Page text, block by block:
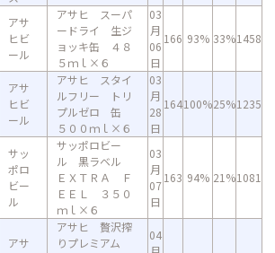
アサ
ヒビ
ール
アサヒ スーパ
ードライ 生ジ
ョッキ缶 ４８
５ｍｌ×６
03
月
06
日
166 93% 33%1458
アサ
ヒビ
ール
アサヒ スタイ
ルフリー トリ
プルゼロ 缶
５００ｍｌ×６
03
月
28
日
164100%25%1235
サッ
ポロ
ビー
ル
サッポロビー
ル 黒ラベル
ＥＸＴＲＡ Ｆ
ＥＥＬ ３５０
ｍｌ×６
03
月
07
日
163 94% 21%1081
アサ
アサヒ 贅沢搾
りプレミアム
04